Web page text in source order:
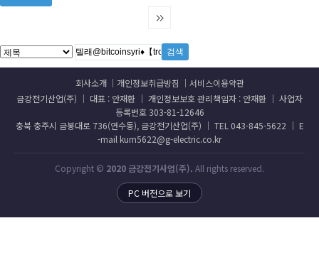
회사소개 개인정보취급방침
서비스이용약관
금강전기산업(주) │ 대표 : 안재환 │ 개인정보보호 관리책임자 : 안재환 │ 사업자
등록번호 303-81-12646
충북 충주시 금봉대로 736(연수동), 금강전기산업(주) │ TEL 043-845-5622 │ E
-mail kum5622@g-electric.co.kr
Copyright © 2020 금강전기사업(주). All rights reserved.
PC 버전으로 보기